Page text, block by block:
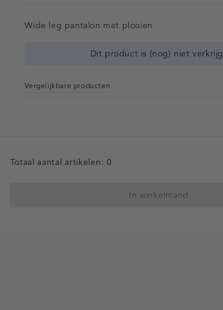
Wide leg pantalon met plooien
Dit product is (nog) niet
Vergelijkbare producten
Totaal aantal artikelen: 0
In winkelmand